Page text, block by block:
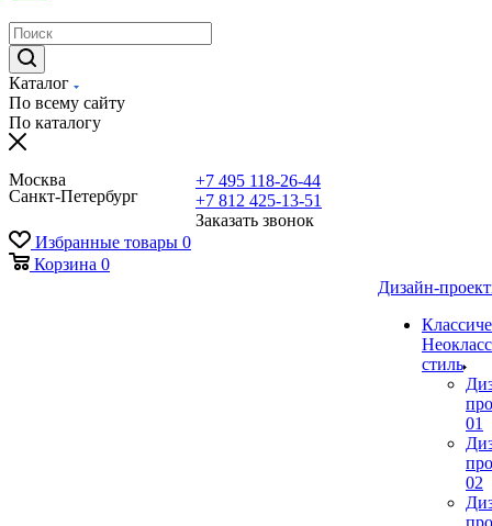
Каталог
По всему сайту
По каталогу
Москва
Санкт-Петербург
+7 495 118-26-44
+7 812 425-13-51
Заказать звонок
Избранные товары 0
Корзина 0
Дизайн-
стиль
01
02